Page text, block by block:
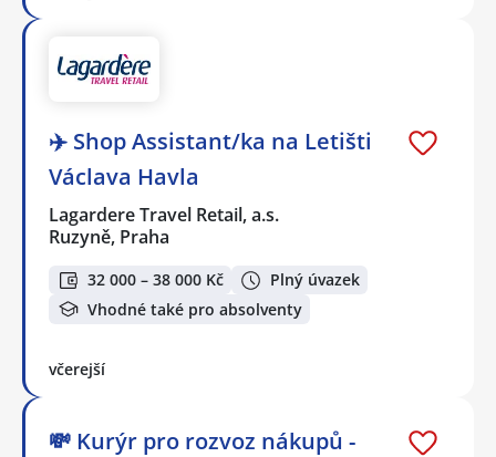
✈️ Shop Assistant/ka na Letišti
Václava Havla
Lagardere Travel Retail, a.s.
Ruzyně, Praha
32 000 – 38 000 Kč
Plný úvazek
Vhodné také pro absolventy
včerejší
💸 Kurýr pro rozvoz nákupů -